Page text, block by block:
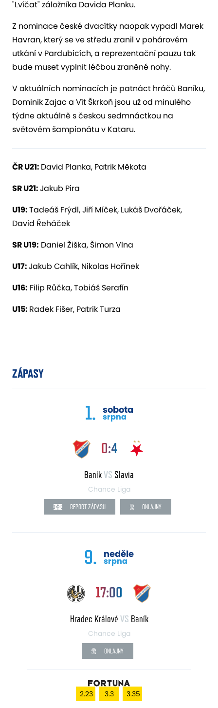
"Lvíčat" záložníka Davida Planku.
Z nominace české dvacítky naopak vypadl Marek
Havran, který se ve středu zranil v pohárovém
utkání v Pardubicích, a reprezentační pauzu tak
bude muset vyplnit léčbou zraněné nohy.
V aktuálních nominacích je patnáct hráčů Baníku,
Dominik Zajac a Vít Škrkoň jsou už od minulého
týdne aktuálně s českou sedmnáctkou na
světovém šampionátu v Kataru.
ČR U21: David Planka, Patrik Měkota
SR U21:Jakub Pira
U19:Tadeáš Frýdl, Jiří Míček, Lukáš Dvořáček,
David Řeháček
SR U19: Daniel Žiška, Šimon Vlna
U17:Jakub Cahlík, Nikolas Hořínek
U16: Filip Růčka, Tobiáš Serafín
U15: Radek Fišer, Patrik Turza
ZÁPASY
1. sobota
srpna
0:4
BaníkVS Slavia
Chance Liga
REPORT ZÁPASU ONLAJNY
9. neděle
srpna
17:00
Hradec Králové VS Baník
Chance Liga
ONLAJNY
2.23 3.3 3.35